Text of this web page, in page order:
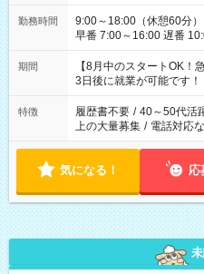
勤務時間
9:00～18:00（休憩60分） ■ご希望があれば下記シフトもOK！
早番 7:00～16:00 遅番
と休みを合わせたい」 「
「できれば残業はしたく
ね。 ※Wワーク希望の方へ 今ご覧のお仕事で希望する勤務時間
と、もう1つのお仕事の
合は応募できません。
期間
【8月中のスタートOK
3日後に就業が可能です！
特徴 履歴書不要 / 40～50代活
上の大量募集 / 電話対応
気になる！ 応